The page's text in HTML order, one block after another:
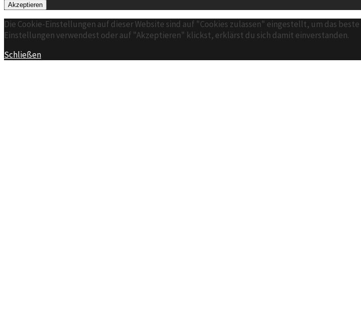
Akzeptieren
Die Cookie-Einstellungen auf dieser Website sind auf "Cookies zulassen" eingestellt, um das
Einstellungen verwendest oder auf "Akzeptieren" klickst, erklärst du sich damit einverstanden.
Schließen